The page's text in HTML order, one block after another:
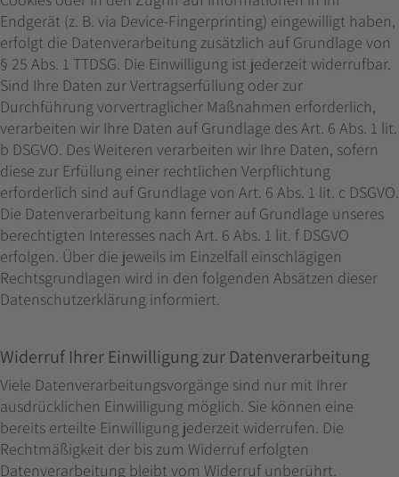
Endgerät (z. B. via Device-Fingerprinting) eingewilligt haben,
erfolgt die Datenverarbeitung zusätzlich auf Grundlage von
§ 25 Abs. 1 TTDSG. Die Einwilligung ist jederzeit widerrufbar.
Sind Ihre Daten zur Vertragserfüllung oder zur
Durchführung vorvertraglicher Maßnahmen erforderlich,
verarbeiten wir Ihre Daten auf Grundlage des Art. 6 Abs. 1 lit.
b DSGVO. Des Weiteren verarbeiten wir Ihre Daten, sofern
diese zur Erfüllung einer rechtlichen Verpflichtung
erforderlich sind auf Grundlage von Art. 6 Abs. 1 lit. c DSGVO.
Die Datenverarbeitung kann ferner auf Grundlage unseres
berechtigten Interesses nach Art. 6 Abs. 1 lit. f DSGVO
erfolgen. Über die jeweils im Einzelfall einschlägigen
Rechtsgrundlagen wird in den folgenden Absätzen dieser
Datenschutzerklärung informiert.
Widerruf Ihrer Einwilligung zur Datenverarbeitung
Viele Datenverarbeitungsvorgänge sind nur mit Ihrer
ausdrücklichen Einwilligung möglich. Sie können eine
bereits erteilte Einwilligung jederzeit widerrufen. Die
Rechtmäßigkeit der bis zum Widerruf erfolgten
Datenverarbeitung bleibt vom Widerruf unberührt.